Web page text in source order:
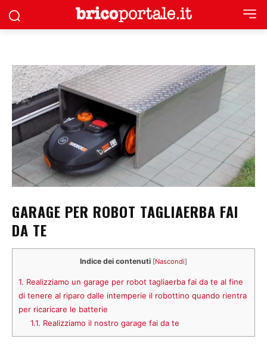
GARAGE PER ROBOT TAGLIAERBA FAI
DA TE
Indice dei contenuti [Nascondi]
1. Realizziamo un garage per robot tagliaerba fai da te al fine
di tenere al riparo dalle intemperie il robottino quando rientra
per ricaricare le batterie
1.1. Realizziamo il nostro garage fai da te